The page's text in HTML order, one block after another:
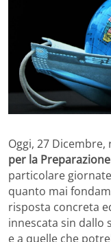
Oggi, 27 Dicembre,
per la
particolare
quanto mai
risposta concreta
innescata sin dallo
e a quelle che